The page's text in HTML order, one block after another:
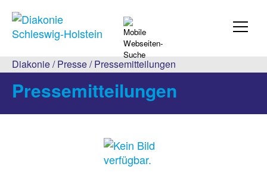
Diakonie/Presse/Pressemitteilungen
Pressemitteilungen